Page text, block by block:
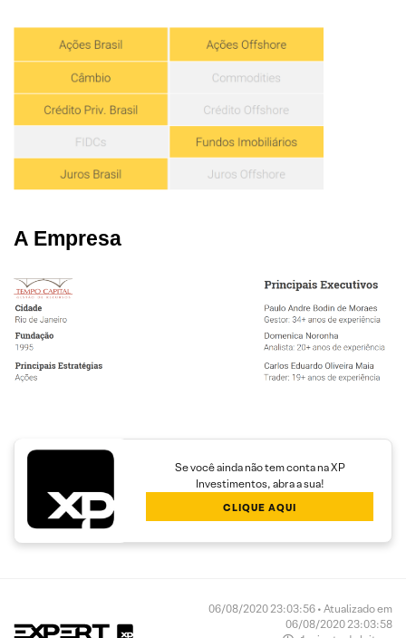
A Empresa
Se você ainda não tem conta na XP
Investimentos, abra a sua!
CLIQUE AQUI
06/08/2020 23:03:56 • Atualizado em
06/08/2020 23:03:58